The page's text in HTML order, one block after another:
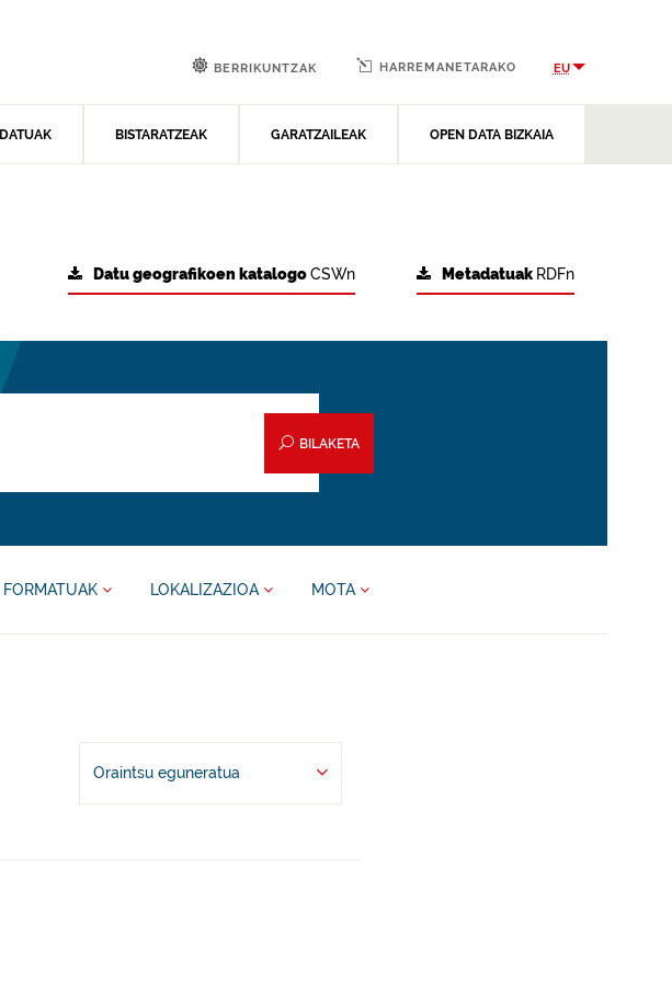
DATUAK BISTARATZEAK GARATZAILEAK OPEN DATA BIZKAIA
BERRIKUNTZAK HARREMANETARAKO EU
Metadatuak RDFn
Datu geografikoen katalogoCSWn
BILAKETA
FORMATUAK LOKALIZAZIOA MOTA
Oraintsu eguneratua